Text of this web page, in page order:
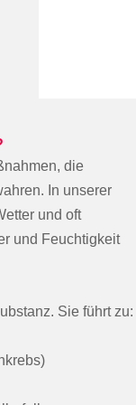
die
In unserer
und oft
und Feuchtigkeit
Sie führt zu: